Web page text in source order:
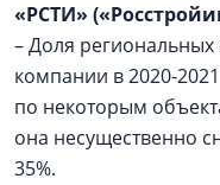
«РСТИ»
– Доля
компании в 2020-
по некоторым
она несущественно
35%.